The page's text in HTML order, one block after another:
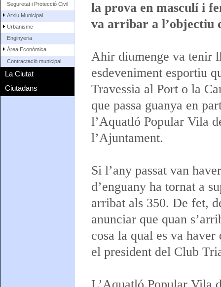
Seguretat i Protecció Civil
Arxiu Municipal
Urbanisme
Enginyeria
Àrea Econòmica
Contractació municipal
La Ciutat
Ciutadans
la prova en masculí i
va arribar a l’objectiu
Ahir diumenge va tenir
esdeveniment esportiu
Travessia al Port o la
que passa guanya en
l’Aquatló Popular Vila
l’Ajuntament.
Si l’any passat van
d’enguany ha tornat a
arribat als 350. De fet,
anunciar que quan
cosa la qual es va
el president del Club